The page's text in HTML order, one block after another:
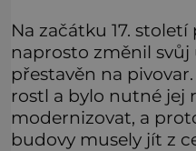
Na začátku 17.
naprosto změnil svůj
přestavěn na
rostl a bylo nutné jej
modernizovat, a
budovy musely jít z